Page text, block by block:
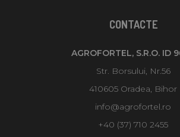
CONTACTE
AGROFORTEL, S.R.O. ID
Str. Borsului, Nr.56
410605 Oradea, Bihor
info@agrofortel.ro
+40 (37) 710 2455